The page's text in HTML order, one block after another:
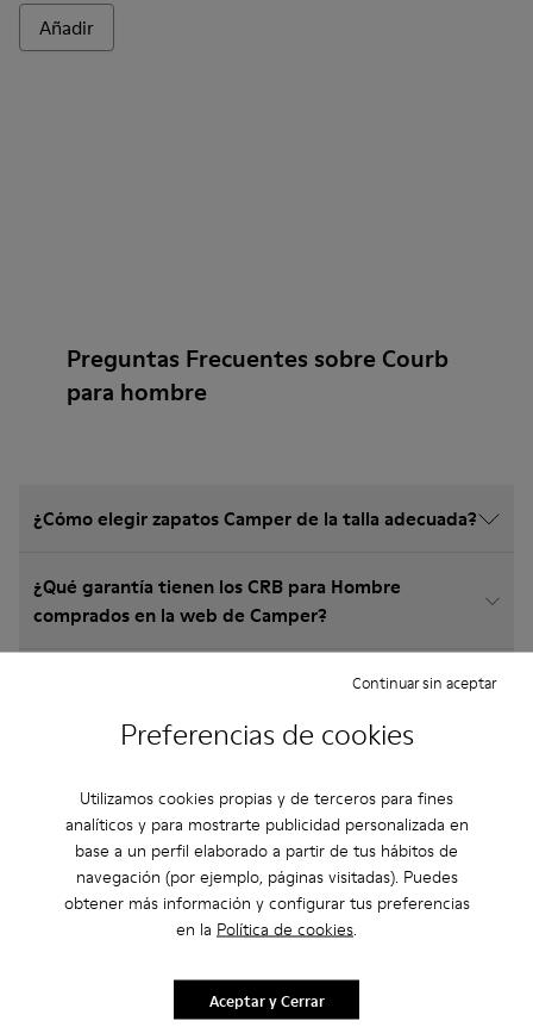
Preferencias de cookies
Utilizamos cookies propias y de terceros para fines
analíticos y para mostrarte publicidad personalizada en
base a un perfil elaborado a partir de tus hábitos de
navegación (por ejemplo, páginas visitadas). Puedes
obtener más información y configurar tus preferencias
en la Política de cookies.
Continuar sin aceptar
Aceptar y Cerrar
Añadir
Preguntas Frecuentes sobre Courb
para hombre
¿Cómo elegir zapatos Camper de la talla adecuada?
¿Qué garantía tienen los CRB para Hombre
comprados en la web de Camper?
¿Hay posibilidad de devolución en Camper?
¿Cuánto cuesta el envío de los CRB para Hombre
Otras Categorías